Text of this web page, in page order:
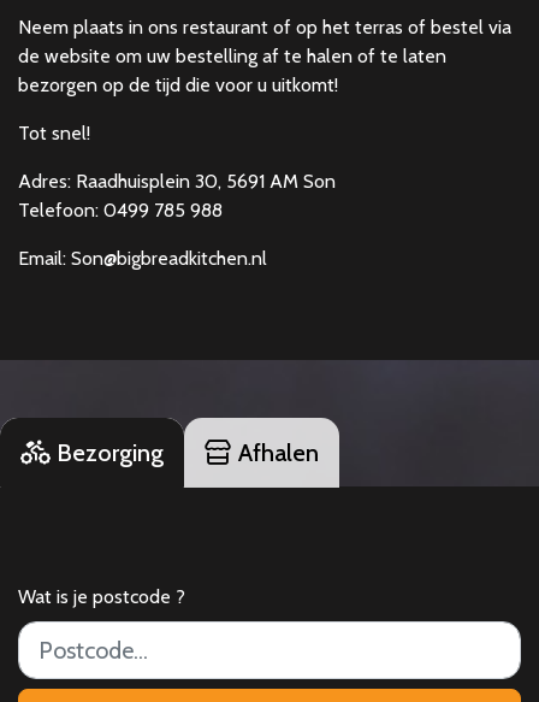
Neem plaats in ons restaurant of op het terras of bestel via
de website om uw bestelling af te halen of te laten
bezorgen op de tijd die voor u uitkomt!
Tot snel!
Adres: Raadhuisplein 30, 5691 AM Son
Telefoon: 0499 785 988
Email: Son@bigbreadkitchen.nl
Bezorging Afhalen
Wat is je postcode ?